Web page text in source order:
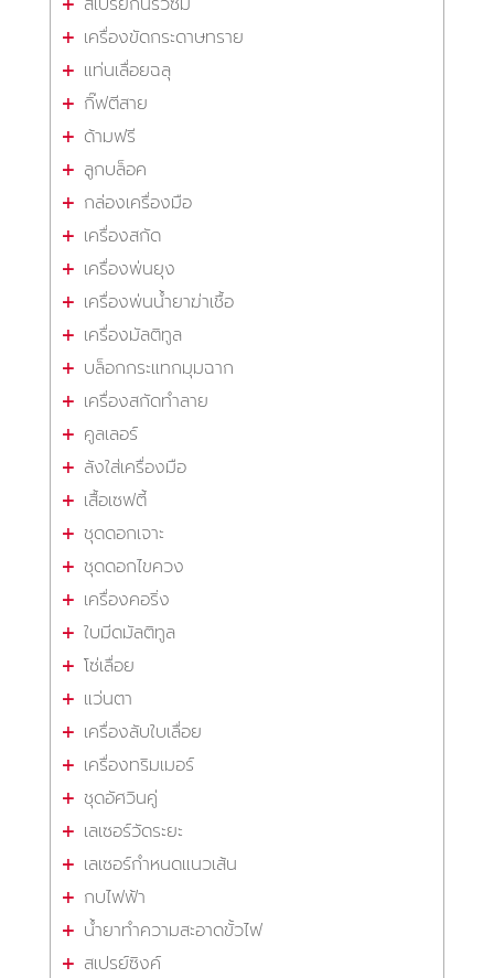
เครื่องขัดกระดาษทราย
แท่นเลื่อยฉลุ
กิ๊ฟตีสาย
ด้ามฟรี
ลูกบล็อค
กล่องเครื่องมือ
เครื่องสกัด
เครื่องพ่นยุง
เครื่องพ่นน้ำยาฆ่าเชื้อ
เครื่องมัลติทูล
บล็อกกระแทกมุมฉาก
เครื่องสกัดทำลาย
คูลเลอร์
ลังใส่เครื่องมือ
เสื้อเซฟตี้
ชุดดอกเจาะ
ชุดดอกไขควง
เครื่องคอริ่ง
ใบมีดมัลติทูล
โซ่เลื่อย
แว่นตา
เครื่องลับใบเลื่อย
เครื่องทริมเมอร์
ชุดอัศวินคู่
เลเซอร์วัดระยะ
เลเซอร์กำหนดแนวเส้น
กบไฟฟ้า
น้ำยาทำความสะอาดขั้วไฟ
สเปรย์ซิงค์